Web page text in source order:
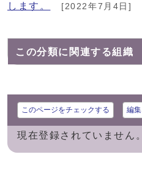
します。
[2022年7月4日]
この分類に関連する組織
このページをチェックする 編集
現在登録されていません。